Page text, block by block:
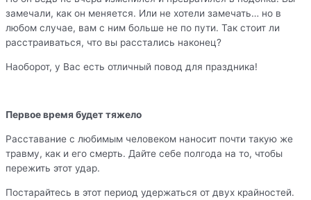
замечали, как он меняется. Или не хотели замечать… но в
любом случае, вам с ним больше не по пути. Так стоит ли
расстраиваться, что вы расстались наконец?
Наоборот, у Вас есть отличный повод для праздника!
Первое время будет тяжело
Расставание с любимым человеком наносит почти такую же
травму, как и его смерть. Дайте себе полгода на то, чтобы
пережить этот удар.
Постарайтесь в этот период удержаться от двух крайностей.